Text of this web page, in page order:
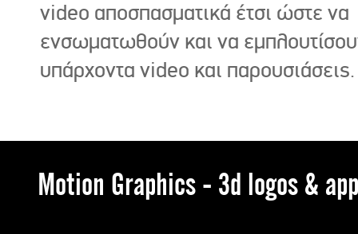
video αποσπασματικά έτσι ώστε να
ενσωματωθούν και να
υπάρχοντα video και παρουσιάσεις.
Motion Graphics - 3d logos &